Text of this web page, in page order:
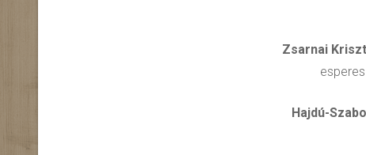
Zsarnai Krisztián
esperes
Hajdú-Szabolcsi